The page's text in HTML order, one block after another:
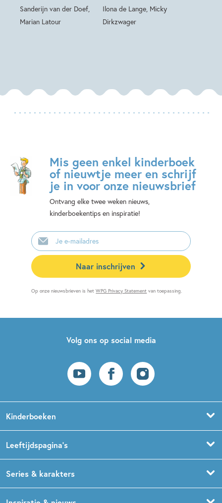
Sanderijn van der Doef,
Marian Latour
Ilona de Lange, Micky
Dirkzwager
Mis geen enkel kinderboek
of nieuwtje meer en schrijf
je in voor onze nieuwsbrief
Ontvang elke twee weken nieuws,
kinderboekentips en inspiratie!
E-
mailadres
Naar inschrijven
Op onze nieuwsbrieven is hetWPG Privacy Statement van toepassing.
Volg ons op social media
Kinderboeken
Prentenboeken
Leeftijdspagina’s
Boekentips 1,5 - 3 jaar
Series & karakters